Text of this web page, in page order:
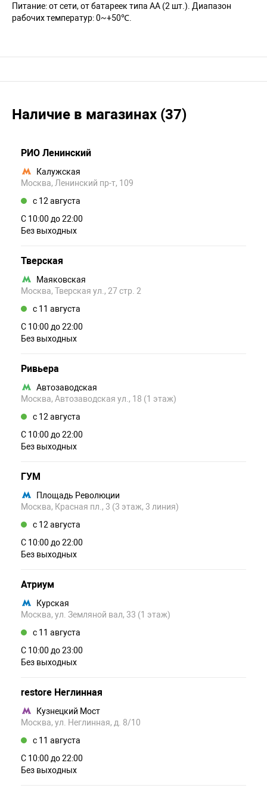
Питание: от сети, от батареек типа АА (2 шт.). Диапазон
рабочих температур: 0~+50℃.
Наличие в магазинах (37)
РИО Ленинский
Калужская
Москва, Ленинский пр-т, 109
c 12 августа
С 10:00 до 22:00
Без выходных
Тверская
Маяковская
Москва, Тверская ул., 27 стр. 2
c 11 августа
С 10:00 до 22:00
Без выходных
Ривьера
Автозаводская
Москва, Автозаводская ул., 18 (1 этаж)
c 12 августа
С 10:00 до 22:00
Без выходных
ГУМ
Площадь Революции
Москва, Красная пл., 3 (3 этаж, 3 линия)
c 12 августа
С 10:00 до 22:00
Без выходных
Атриум
Курская
Москва, ул. Земляной вал, 33 (1 этаж)
c 11 августа
С 10:00 до 23:00
Без выходных
restore Неглинная
Кузнецкий Мост
Москва, ул. Неглинная, д. 8/10
c 11 августа
С 10:00 до 22:00
Без выходных